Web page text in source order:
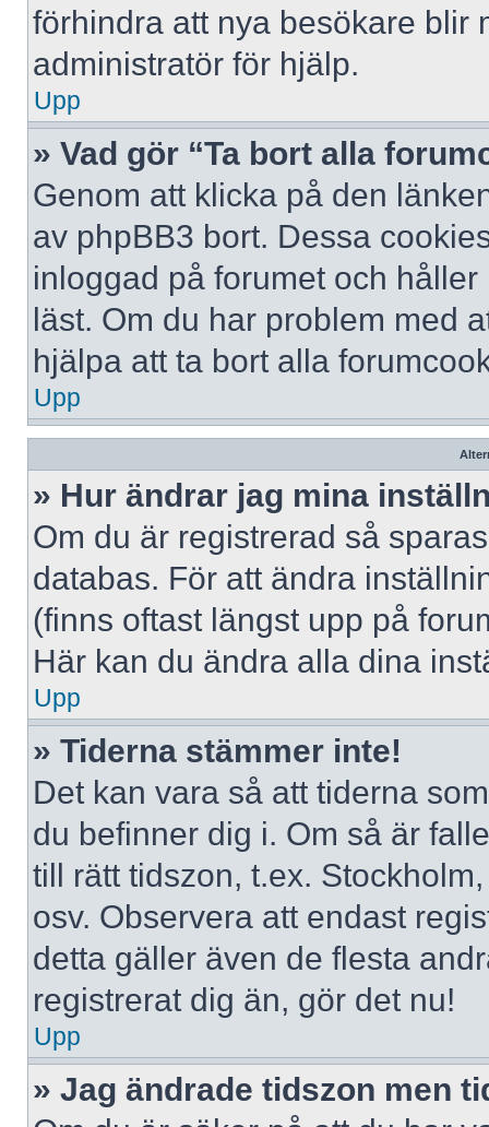
förhindra att nya besökare blir
administratör för hjälp.
Upp
» Vad gör “Ta bort alla
Genom att klicka på den
av phpBB3 bort. Dessa
inloggad på forumet och
läst. Om du har problem med
hjälpa att ta bort alla
Upp
» Hur ändrar jag mina
Om du är registrerad så
databas. För att ändra
(finns oftast längst upp på
Här kan du ändra alla dina
Upp
» Tiderna stämmer inte!
Det kan vara så att tiderna
du befinner dig i. Om så är
till rätt tidszon, t.ex.
osv. Observera att endast
detta gäller även de flesta
registrerat dig än, gör det nu!
Upp
» Jag ändrade tidszon men